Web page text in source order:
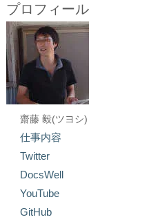
プロフィール
齋藤 毅(ツヨシ)
仕事内容
Twitter
DocsWell
YouTube
GitHub